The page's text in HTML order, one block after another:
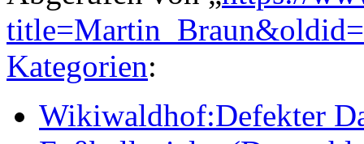
Kategorien:
Wikiwaldhof:Defekter